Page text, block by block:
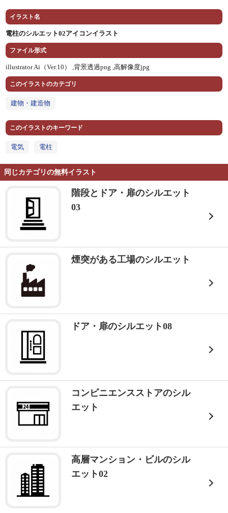
イラスト名
電柱のシルエット02アイコンイラスト
ファイル形式
illustrator Ai（Ver.10） ,背景透過png ,高解像度jpg
このイラストのカテゴリ
建物・建造物
このイラストのキーワード
電気 電柱
同じカテゴリの無料イラスト
階段とドア・扉のシルエット
03
煙突がある工場のシルエット
ドア・扉のシルエット08
コンビニエンスストアのシル
エット
高層マンション・ビルのシル
エット02